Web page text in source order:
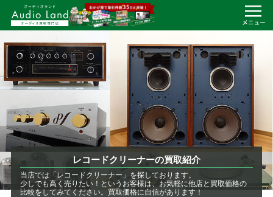
レコードクリーナーの買取紹介
当店では「レコードクリーナー」を探しております。
少しでも高く売りたい！というお客様は、お気軽に他店と買取価格の
比較をしてみてください。買取価格に自信があります！